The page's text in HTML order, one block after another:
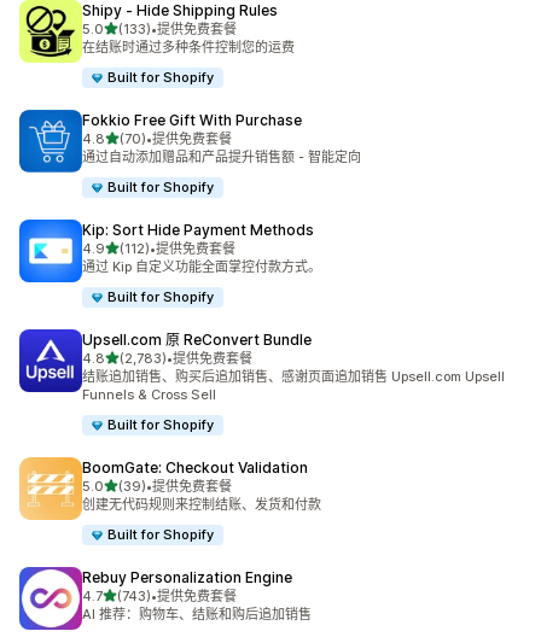
Shipy ‑ Hide Shipping Rules
5.0星（满分 5 星）
(133)
总共 133 条评论
•提供免费套餐
在结账时通过多种条件控制您的运费
Built for Shopify
Fokkio Free Gift With Purchase
4.8星（满分 5 星）
(70)
总共 70 条评论
•提供免费套餐
通过自动添加赠品和产品提升销售额 - 智能定向
Built for Shopify
Kip: Sort Hide Payment Methods
4.9星（满分 5 星）
(112)
总共 112 条评论
•提供免费套餐
通过 Kip 自定义功能全面掌控付款方式。
Built for Shopify
Upsell.com 原 ReConvert Bundle
4.8星（满分 5 星）
(2,783)
总共 2783 条评论
•提供免费套餐
结账追加销售、购买后追加销售、感谢页面追加销售 Upsell.com Upsell
Funnels & Cross Sell
Built for Shopify
BoomGate: Checkout Validation
5.0星（满分 5 星）
(39)
总共 39 条评论
•提供免费套餐
创建无代码规则来控制结账、发货和付款
Built for Shopify
Rebuy Personalization Engine
4.7星（满分 5 星）
(743)
总共 743 条评论
•提供免费套餐
AI 推荐：购物车、结账和购后追加销售